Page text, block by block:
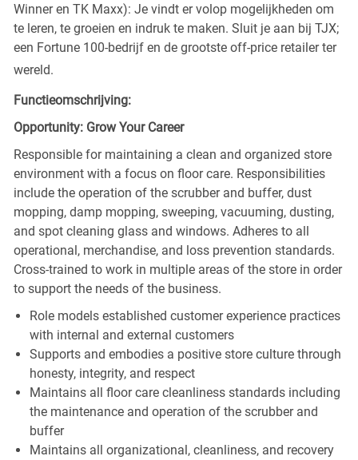
Winner en TK Maxx): Je vindt er volop mogelijkheden om
te leren, te groeien en indruk te maken. Sluit je aan bij TJX;
een Fortune 100-bedrijf en de grootste off-price retailer ter
wereld.
Functieomschrijving:
Opportunity: Grow Your Career
Responsible for maintaining a clean and organized store
environment with a focus on floor care. Responsibilities
include the operation of the scrubber and buffer, dust
mopping, damp mopping, sweeping, vacuuming, dusting,
and spot cleaning glass and windows. Adheres to all
operational, merchandise, and loss prevention standards.
Cross-trained to work in multiple areas of the store in order
to support the needs of the business.
Role models established customer experience practices
with internal and external customers
Supports and embodies a positive store culture through
honesty, integrity, and respect
Maintains all floor care cleanliness standards including
the maintenance and operation of the scrubber and
buffer
Maintains all organizational, cleanliness, and recovery